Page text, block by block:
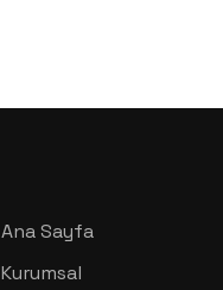
Ana Sayfa
Kurumsal